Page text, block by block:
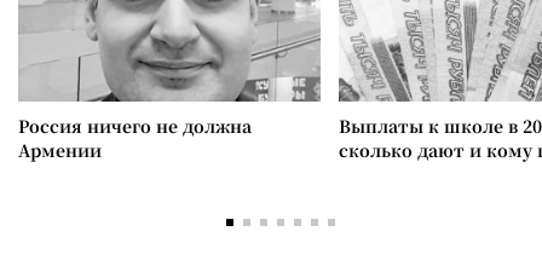
Россия ничего не должна
Армении
Выплаты к школе в
сколько дают и